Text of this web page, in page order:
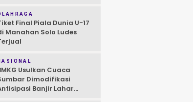
Final Piala Dunia U-17
Manahan Solo Ludes
Usulkan Cuaca
Dimodifikasi
Banjir Lahar